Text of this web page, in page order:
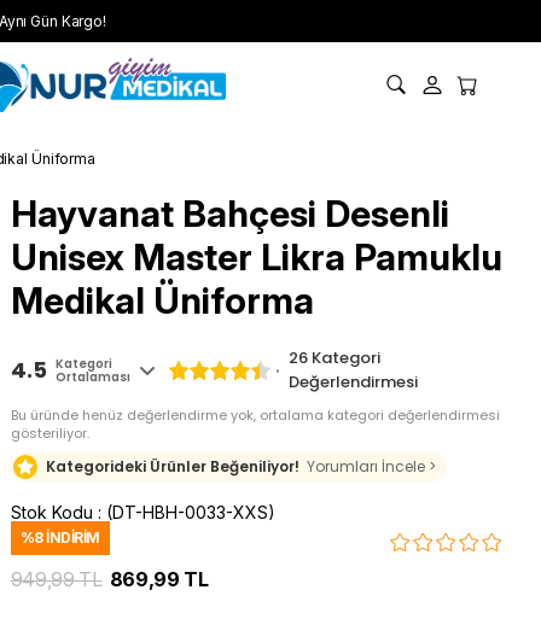
Gün Kargo!
Üniforma
Hayvanat Bahçesi Desenli
Unisex Master Likra Pamuklu
Medikal Üniforma
4.5 Kategori
Ortalaması
26 Kategori
Değerlendirmesi
Bu üründe henüz değerlendirme yok, ortalama kategori değerlendirmesi
gösteriliyor.
Kategorideki Ürünler Beğeniliyor! Yorumları İncele >
Stok Kodu (DT-HBH-0033-XXS)
%8İNDIRIM
949,99 TL 869,99 TL